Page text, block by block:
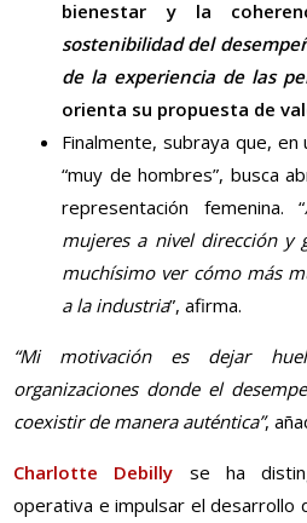
bienestar y la
sostenibilidad del
de la experiencia de las
orienta su propuesta de
Finalmente, subraya que,
“muy de hombres”, busca
representación femenina. “
mujeres a nivel dirección y
muchísimo ver cómo más
a la industria”, afirma.
“Mi motivación es dejar
organizaciones donde el
coexistir de manera auténtica”,
Charlotte Debilly se ha
operativa e impulsar el desarrollo